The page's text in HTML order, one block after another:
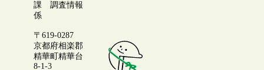
課 調査情報
係
〒619-0287
京都府相楽郡
精華町精華台
8-1-3